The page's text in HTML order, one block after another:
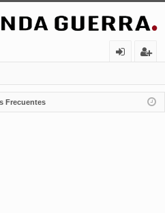
nt
ifi
ist
ra
Frecuentes